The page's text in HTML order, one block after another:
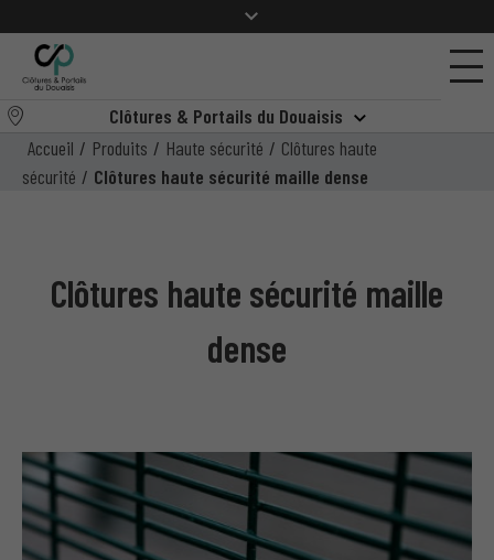
Clôtures & Portails du Douaisis
Accueil / Produits / Haute sécurité / Clôtures haute
sécurité / Clôtures haute sécurité maille dense
Clôtures haute sécurité maille
dense